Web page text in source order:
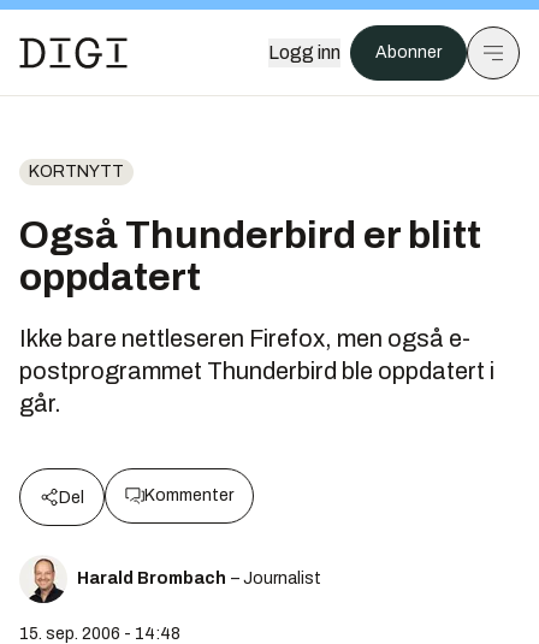
Logg inn Abonner
KORTNYTT
Også Thunderbird er blitt
oppdatert
Ikke bare nettleseren Firefox, men også e-
postprogrammet Thunderbird ble oppdatert i
går.
Del Kommenter
Harald Brombach – Journalist
15. sep. 2006 - 14:48